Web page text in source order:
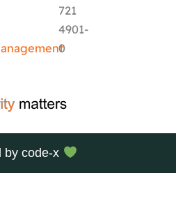
721
4901-
0
bycode-x